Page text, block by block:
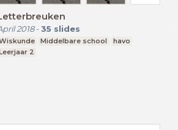
2018- 35 slides
Middelbare school
havo
2